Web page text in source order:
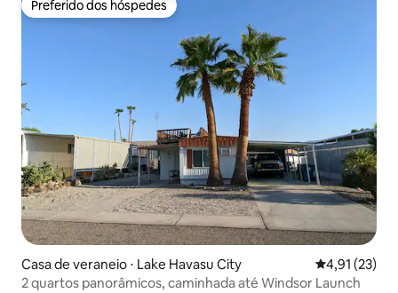
Preferido dos hóspedes
Preferido dos hóspedes
Casa de veraneio ⋅ Lake Havasu City 4,91 de uma
4,91 (23)
2 quartos panorâmicos, caminhada até Windsor Launch